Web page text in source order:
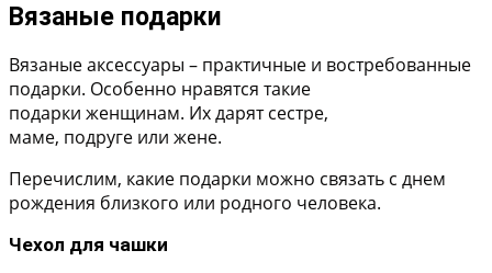
Вязаные подарки
Вязаные аксессуары – практичные и востребованные
подарки. Особенно нравятся такие
подарки женщинам. Их дарят сестре,
маме, подруге или жене.
Перечислим, какие подарки можно связать с днем
рождения близкого или родного человека.
Чехол для чашки